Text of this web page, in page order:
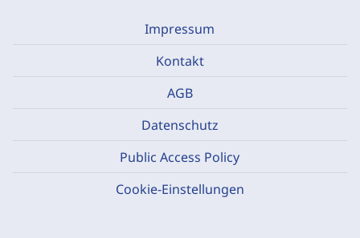
Impressum
Kontakt
AGB
Datenschutz
Public Access Policy
Cookie-Einstellungen